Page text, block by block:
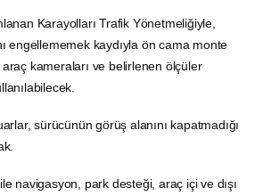
KarayollarıTrafik Yönetmeliğiyle,
engellememek kaydıyla ön cama monte
kameraları ve belirlenen ölçüler
sürücünün görüş alanını kapatmadığı
navigasyon, park desteği, araç içi ve dışı